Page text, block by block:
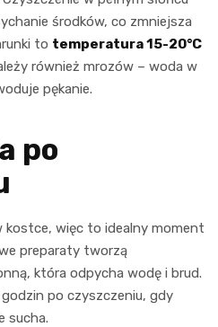
środków, co zmniejsza
to temperatura 15-20°C
również mrozów – woda w
pękanie.
po
kostce, więc to idealny moment
preparaty tworzą
która odpycha wodę i brud.
po czyszczeniu, gdy
sucha.